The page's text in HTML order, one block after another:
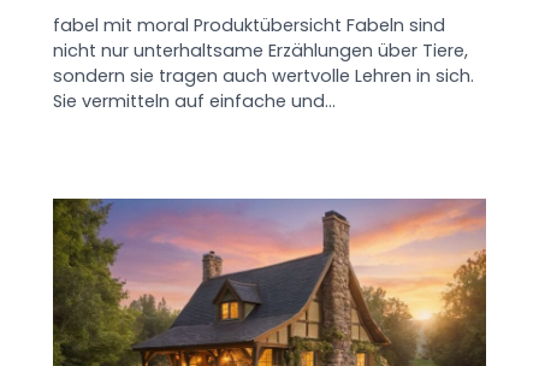
fabel mit moral Produktübersicht Fabeln sind
nicht nur unterhaltsame Erzählungen über Tiere,
sondern sie tragen auch wertvolle Lehren in sich.
Sie vermitteln auf einfache und…